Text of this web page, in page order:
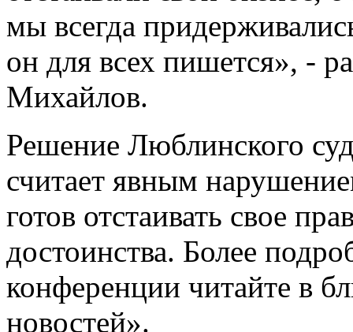
мы всегда
он для всех пишется», -
Михайлов.
Решение Люблинского
считает явным
готов отстаивать свое
достоинства. Более
конференции читайте в
новостей».